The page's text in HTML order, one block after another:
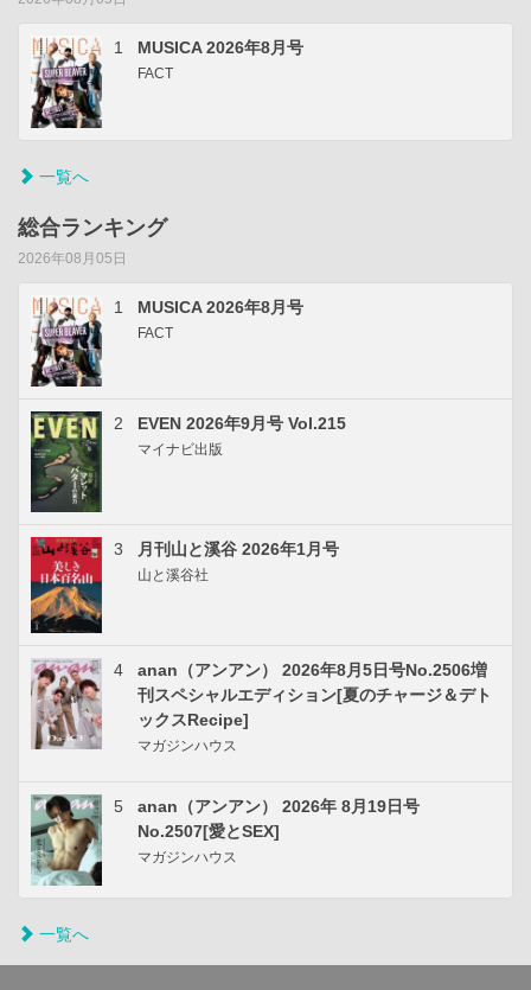
1 MUSICA 2026年8月号
FACT
一覧へ
総合ランキング
2026年08月05日
1 MUSICA 2026年8月号
FACT
2 EVEN 2026年9月号 Vol.215
マイナビ出版
3 月刊山と溪谷 2026年1月号
山と溪谷社
4
anan（アンアン） 2026年8月5日号No.2506増
刊スペシャルエディション[夏のチャージ＆デト
ックスRecipe]
マガジンハウス
5
anan（アンアン） 2026年 8月19日号
No.2507[愛とSEX]
マガジンハウス
一覧へ